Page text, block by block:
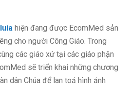
hiện đang được EcomMed sản
cho người Công Giáo. Trong
các giáo xứ tại các giáo phận
sẽ triển khai những chương
dân Chúa để lan toả hình ảnh